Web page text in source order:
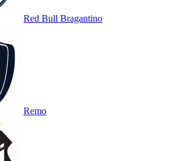
Red Bull Bragantino
Remo